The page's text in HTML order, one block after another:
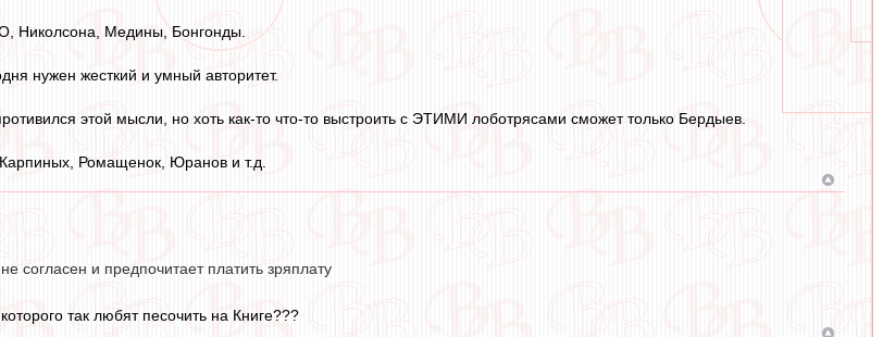
Николсона, Медины, Бонгонды.
нужен жесткий и умный авторитет.
этой мысли, но хоть как-то что-то выстроить с ЭТИМИ лоботрясами сможет только Бердыев.
Ромащенок, Юранов и т.д.
и предпочитает платить зряплату
так любят песочить на Книге???